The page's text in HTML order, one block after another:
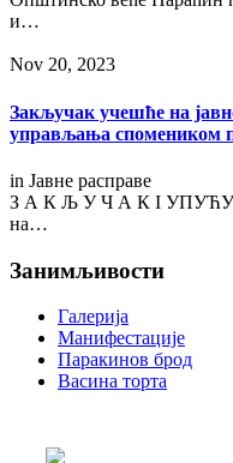
и…
Nov 20, 2023
Закључак учешће на
управљања спомеником
in Јавне расправе
З А К Љ У Ч А К I
на…
Занимљивости
Галерија
Манифестације
Паракинов брод
Васина торта